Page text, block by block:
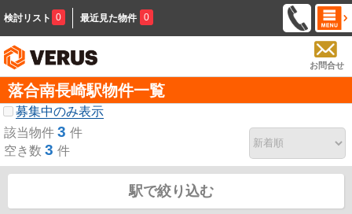
検討リスト 0 最近見た物件 0
お問合せ
落合南長崎駅物件一覧
募集中のみ表示
該当物件 3 件
空き数 3 件
駅で絞り込む